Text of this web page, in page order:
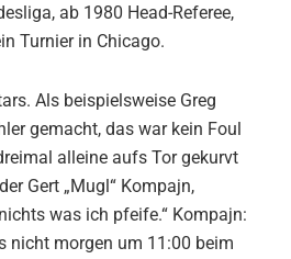
ab 1980 Head-Referee,
Turnier in Chicago.
Als beispielsweise Greg
gemacht, das war kein Foul
alleine aufs Tor gekurvt
Gert „Mugl“ Kompajn,
was ich pfeife.“ Kompajn:
nicht morgen um 11:00 beim